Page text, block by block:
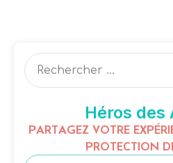
Héros des
PARTAGEZ VOTRE
PROTECTION